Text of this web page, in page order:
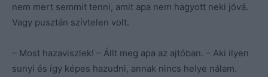
nem mert semmit tenni, amit apa nem hagyott neki jóvá.
Vagy pusztán szívtelen volt.
– Most hazaviszlek! – Állt meg apa az ajtóban. – Aki ilyen
sunyi és így képes hazudni, annak nincs helye nálam.